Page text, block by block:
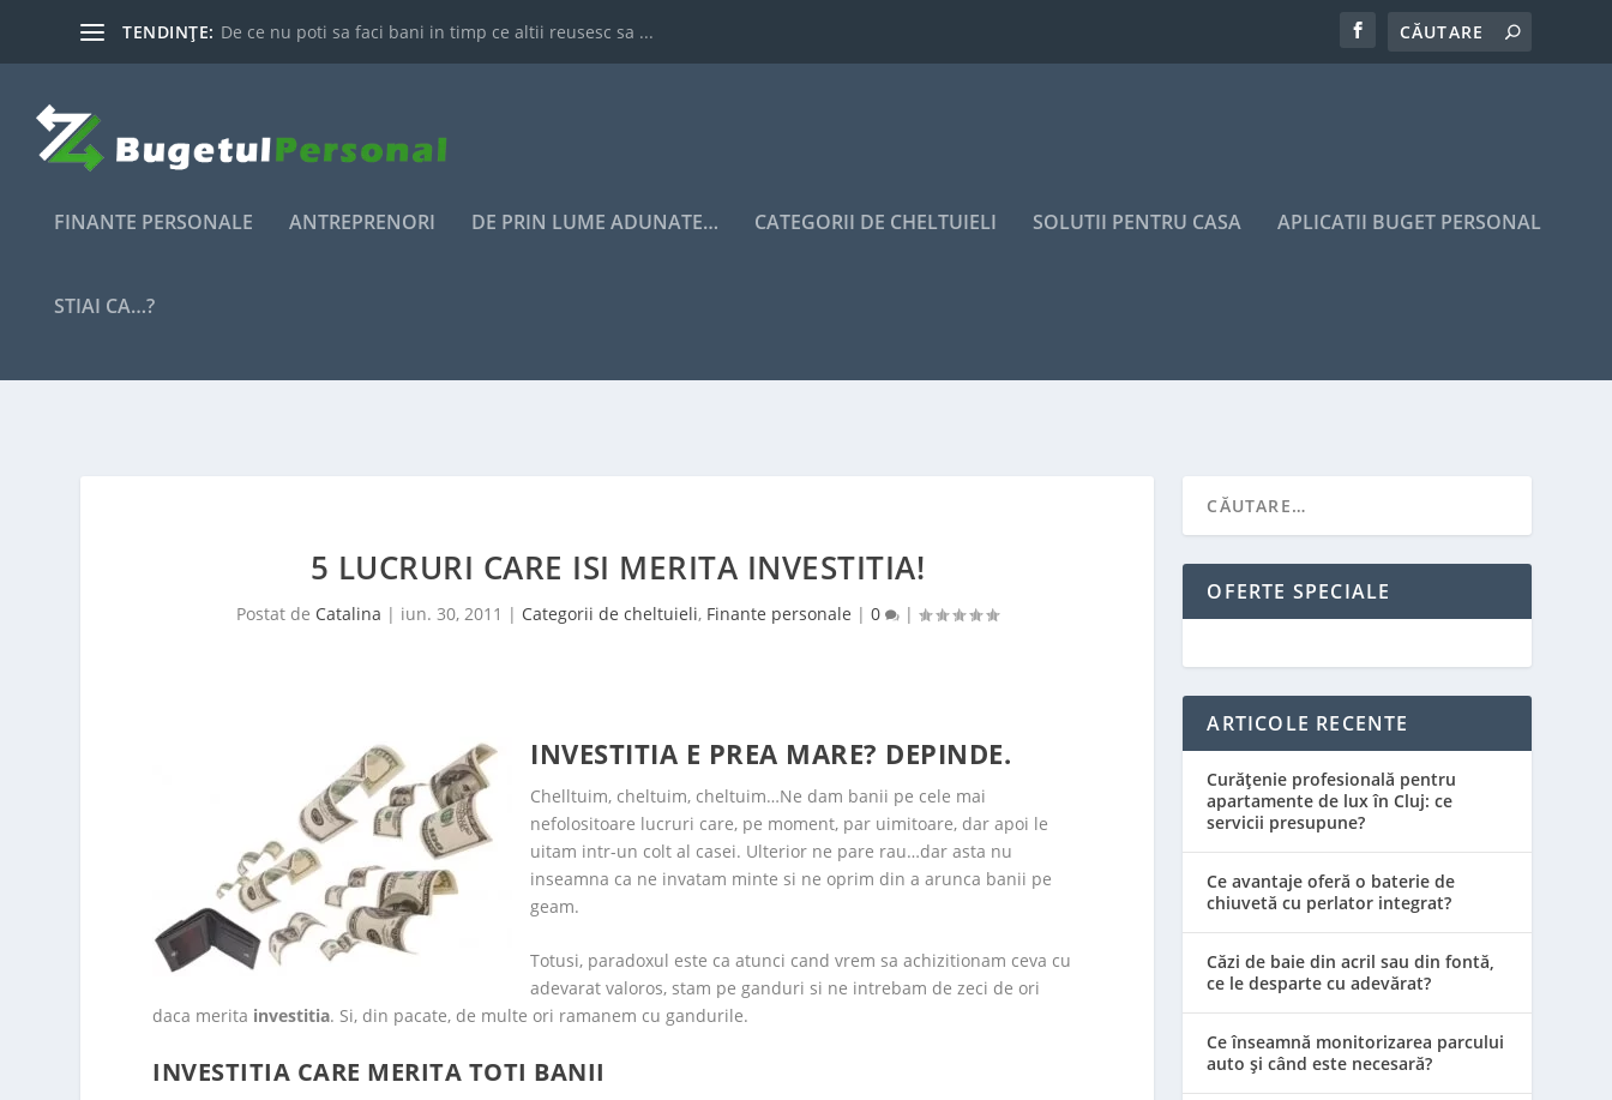
TENDINȚE: De ce nu poti sa faci bani in timp ce altii reusesc sa ...
FINANTE PERSONALE ANTREPRENORI DE PRIN LUME ADUNATE… CATEGORII DE CHELTUIELI SOLUTII PENTRU CASA APLICATII BUGET PERSONAL
STIAI CA…?
5 LUCRURI CARE ISI MERITA INVESTITIA!
Postat de Catalina | iun. 30, 2011 | Categorii de cheltuieli, Finante personale |0 |
INVESTITIA E PREA MARE? DEPINDE.
Chelltuim, cheltuim, cheltuim…Ne dam banii pe cele mai
nefolositoare lucruri care, pe moment, par uimitoare, dar apoi le
uitam intr-un colt al casei. Ulterior ne pare rau…dar asta nu
inseamna ca ne invatam minte si ne oprim din a arunca banii pe
geam.
Totusi, paradoxul este ca atunci cand vrem sa achizitionam ceva cu
adevarat valoros, stam pe ganduri si ne intrebam de zeci de ori
daca merita investitia. Si, din pacate, de multe ori ramanem cu gandurile.
INVESTITIA CARE MERITA TOTI BANII
OFERTE SPECIALE
ARTICOLE RECENTE
Curățenie profesională pentru
apartamente de lux în Cluj: ce
servicii presupune?
Ce avantaje oferă o baterie de
chiuvetă cu perlator integrat?
Căzi de baie din acril sau din fontă,
ce le desparte cu adevărat?
Ce înseamnă monitorizarea parcului
auto și când este necesară?